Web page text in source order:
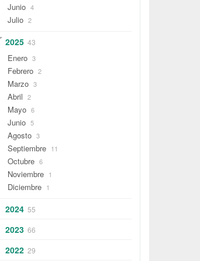
Junio 4
Julio 2
2025 43
Enero 3
Febrero 2
Marzo 3
Abril 2
Mayo 6
Junio 5
Agosto 3
Septiembre 11
Octubre 6
Noviembre 1
Diciembre 1
2024 55
2023 66
2022 29